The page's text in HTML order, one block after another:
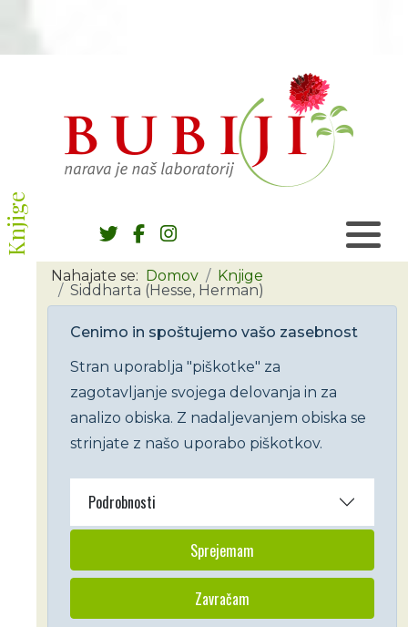
Knjige
Nahajate se: Domov
Knjige
Siddharta (Hesse, Herman)
Cenimo in spoštujemo vašo zasebnost
Stran uporablja "piškotke" za
zagotavljanje svojega delovanja in za
analizo obiska. Z nadaljevanjem obiska se
strinjate z našo uporabo piškotkov.
Podrobnosti
Sprejemam
Zavračam